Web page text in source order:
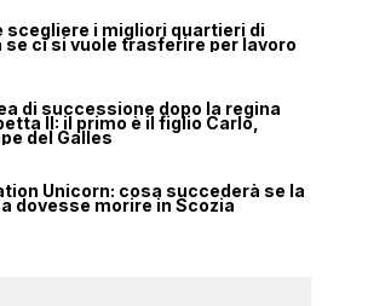
scegliere i migliori quartieri di
se ci si vuole trasferire per lavoro
di successione dopo la regina
II: il primo è il figlio Carlo,
del Galles
Unicorn: cosa succederà se la
dovesse morire in Scozia